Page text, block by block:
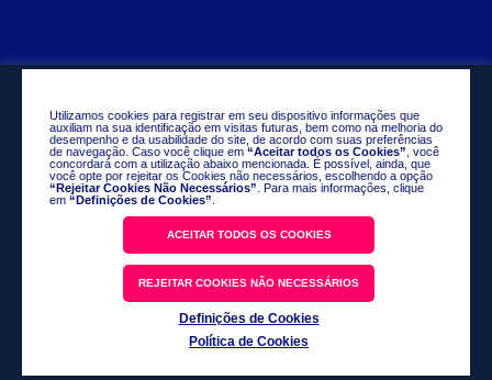
Utilizamos cookies para registrar em seu dispositivo informações que
auxiliam na sua identificação em visitas futuras, bem como na melhoria do
desempenho e da usabilidade do site, de acordo com suas preferências
de navegação. Caso você clique em “Aceitar todos os Cookies” , você
concordará com a utilização abaixo mencionada. É possível, ainda, que
você opte por rejeitar os Cookies não necessários, escolhendo a opção
“Rejeitar Cookies Não Necessários” . Para mais informações, clique
em “Definições de Cookies”
ACEITAR TODOS OS COOKIES
REJEITAR COOKIES NÃO NECESSÁRIOS
Definições de Cookies
Política de Cookies